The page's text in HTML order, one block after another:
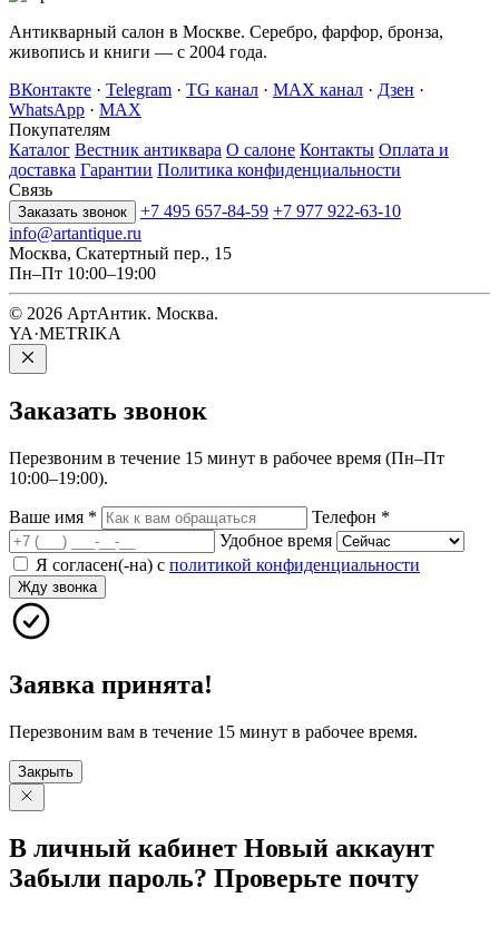
Антикварный салон в Москве. Серебро, фарфор, бронза,
живопись и книги — с 2004 года.
ВКонтакте · Telegram · TG канал · MAX канал · Дзен ·
WhatsApp · MAX
Покупателям
Каталог Вестник антиквара О салоне Контакты Оплата и
доставка Гарантии Политика конфиденциальности
Связь
Заказать звонок +7 495 657-84-59 +7 977 922-63-10
info@artantique.ru
Москва, Скатертный пер., 15
Пн–Пт 10:00–19:00
© 2026 АртАнтик. Москва.
YA·METRIKA
Заказать звонок
Перезвоним в течение 15 минут в рабочее время (Пн–Пт
10:00–19:00).
Ваше имя * Телефон *
Удобное время
Я согласен(-на) с политикой конфиденциальности
Жду звонка
Заявка принята!
Перезвоним вам в течение 15 минут в рабочее время.
Закрыть
В личный кабинет Новый аккаунт
Забыли пароль? Проверьте почту